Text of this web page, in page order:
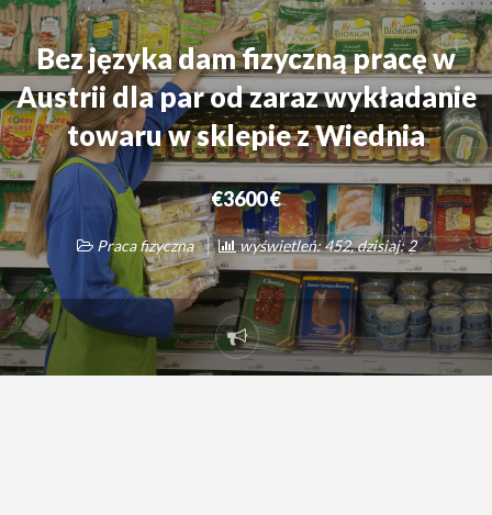
Bez języka dam fizyczną pracę w
Austrii dla par od zaraz wykładanie
towaru w sklepie z Wiednia
€3600 €
Praca fizyczna wyświetleń: 452, dzisiaj: 2
Zgłoś
problem